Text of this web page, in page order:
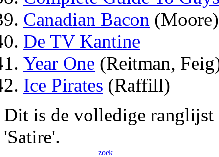
Canadian Bacon (Moore)
De TV Kantine
Year One (Reitman,
Ice Pirates (Raffill)
Dit is de volledige
'Satire'.
zoek